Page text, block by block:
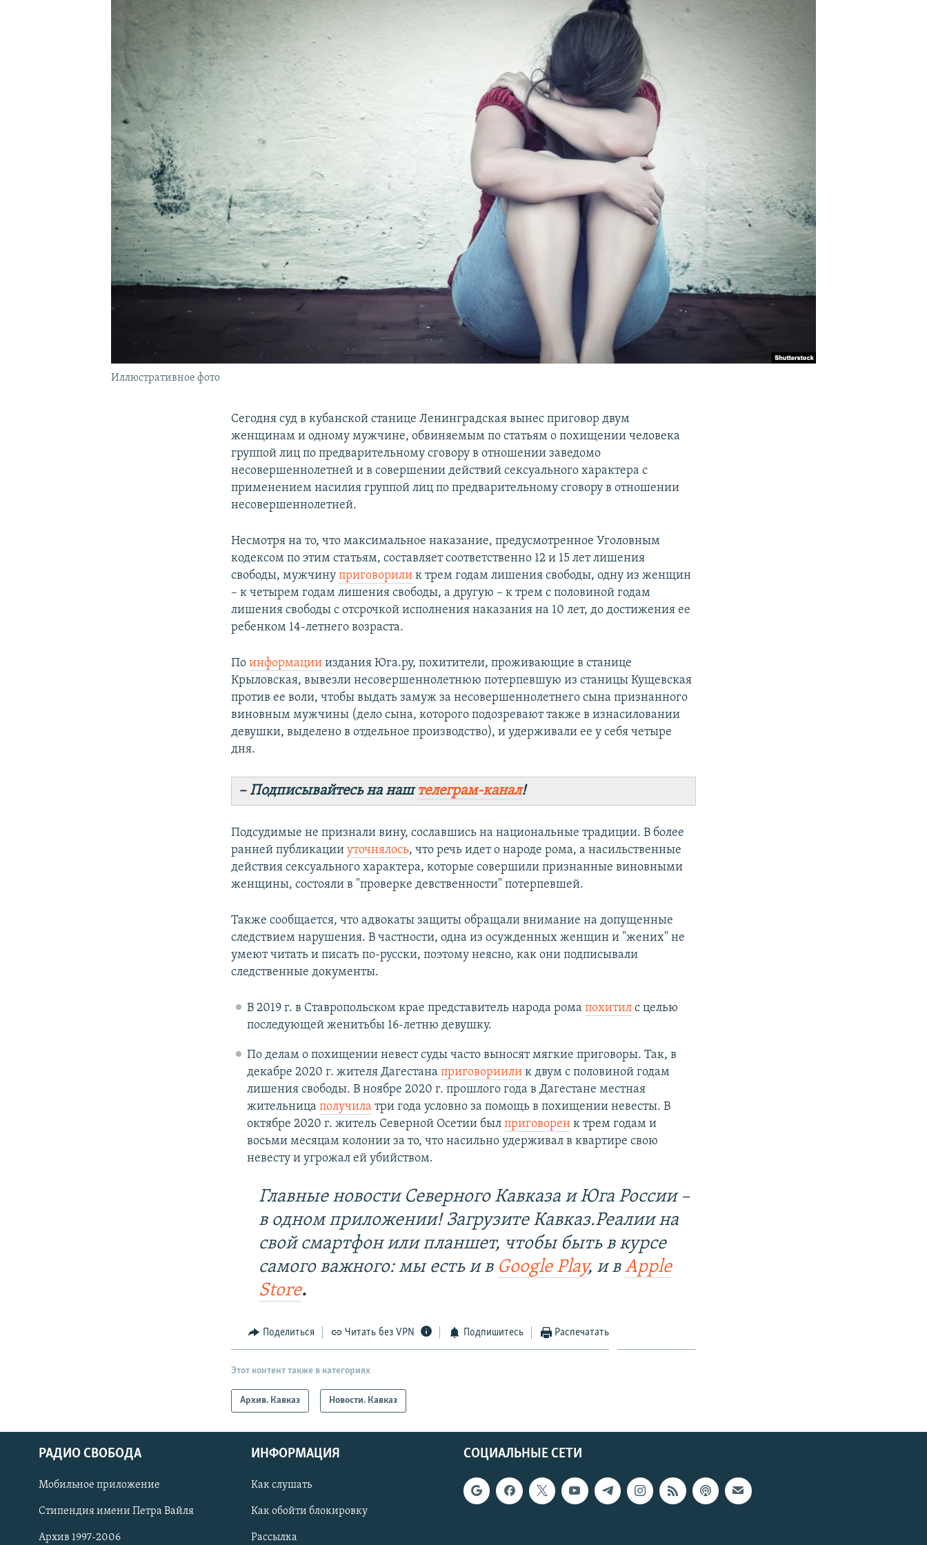
ПОДПИШИТЕСЬ НА РАССЫЛКУ
СОЦИАЛЬНЫЕ СЕТИ
Иллюстративное фото
Сегодня суд в кубанской станице Ленинградская вынес приговор двум
женщинам и одному мужчине, обвиняемым по статьям о похищении человека
группой лиц по предварительному сговору в отношении заведомо
несовершеннолетней и в совершении действий сексуального характера с
применением насилия группой лиц по предварительному сговору в отношении
несовершеннолетней.
Несмотря на то, что максимальное наказание, предусмотренное Уголовным
кодексом по этим статьям, составляет соответственно 12 и 15 лет лишения
свободы, мужчинуприговорили к трем годам лишения свободы, одну из женщин
– к четырем годам лишения свободы, а другую – к трем с половиной годам
лишения свободы с отсрочкой исполнения наказания на 10 лет, до достижения ее
ребенком 14-летнего возраста.
Поинформации издания Юга.ру, похитители, проживающие в станице
Крыловская, вывезли несовершеннолетнюю потерпевшую из станицы Кущевская
против ее воли, чтобы выдать замуж за несовершеннолетнего сына признанного
виновным мужчины (дело сына, которого подозревают также в изнасиловании
девушки, выделено в отдельное производство), и удерживали ее у себя четыре
дня.
– Подписывайтесь на наштелеграм-канал!
Подсудимые не признали вину, сославшись на национальные традиции. В более
ранней публикацииуточнялось, что речь идет о народе рома, а насильственные
действия сексуального характера, которые совершили признанные виновными
женщины, состояли в "проверке девственности" потерпевшей.
Также сообщается, что адвокаты защиты обращали внимание на допущенные
следствием нарушения. В частности, одна из осужденных женщин и "жених" не
умеют читать и писать по-русски, поэтому неясно, как они подписывали
следственные документы.
В 2019 г. в Ставропольском крае представитель народа рома похитилс целью
последующей женитьбы 16-летню девушку.
По делам о похищении невест суды часто выносят мягкие приговоры. Так, в
декабре 2020 г. жителя Дагестана приговориилик двум с половиной годам
лишения свободы. В ноябре 2020 г. прошлого года в Дагестане местная
жительница получила три года условно за помощь в похищении невесты. В
октябре 2020 г. житель Северной Осетии был приговоренк трем годам и
восьми месяцам колонии за то, что насильно удерживал в квартире свою
невесту и угрожал ей убийством.
Главные новости Северного Кавказа и Юга России –
в одном приложении! Загрузите Кавказ.Реалии на
свой смартфон или планшет, чтобы быть в курсе
самого важного: мы есть и в Google Play, и вApple
Store.
Поделиться Читать без VPN Подпишитесь Распечатать
Этот контент также в категориях
Архив. Кавказ Новости. Кавказ
СОЦИАЛЬНЫЕ СЕТИ
РАДИО СВОБОДА
Мобильное приложение
Стипендия имени Петра Вайля
Архив 1997-2006
ИНФОРМАЦИЯ
Как слушать
Как обойти блокировку
Рассылка